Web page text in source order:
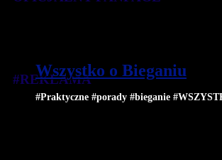
Wszystko o Bieganiu
#Praktyczne #porady #bieganie
#REKLAMA